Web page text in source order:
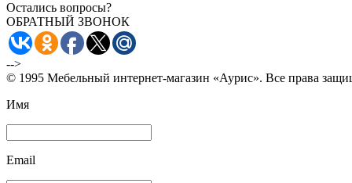
Остались вопросы?
ОБРАТНЫЙ ЗВОНОК
-->
© 1995 Мебельный интернет-магазин «Аурис». Все права
Имя
Email